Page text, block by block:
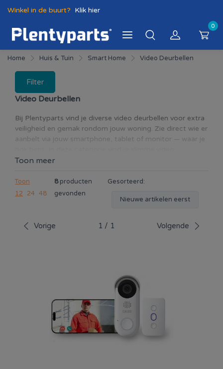
Winkel in de buurt? Klik hier
0
Home Huis & Tuin Smart Home Video Deurbellen
Filter
Video Deurbellen
Bij Plentyparts vind je diverse video deurbellen voor extra
veiligheid en gemak rondom jouw woning. Zie direct wie er
aanbelt via jouw smartphone, tablet of monitor — waar je
deurbellen met functies zoals live beeld,
Ideaal voor het beveiligen van de voordeur en het
ontvangen van bezoekers of pakketbezorgers. Met een
slimme video deurbel verhoog je de veiligheid, controle en
Toon meer
Toon
12
24 48
8producten
gevonden
Gesorteerd:
Nieuwe artikelen eerst
Vorige 1 / 1 Volgende